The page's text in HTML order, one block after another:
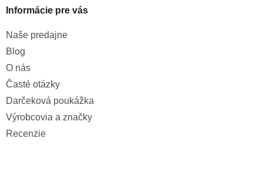
Informácie pre vás
Naše predajne
Blog
O nás
Časté otázky
Darčeková poukážka
Výrobcovia a značky
Recenzie